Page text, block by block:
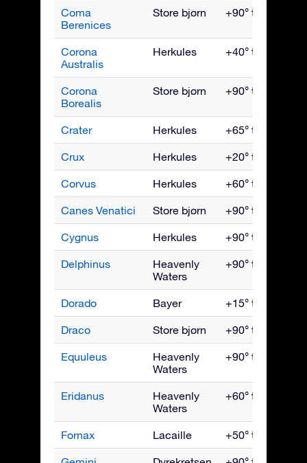
Coma
Berenices
Store bjørn +90° til -60°
Corona
Australis
Herkules +40° til -90°
Corona
Borealis
Store bjørn +90° til -50°
Crater Herkules +65° til -90°
Crux Herkules +20° til -90°
Corvus Herkules +60° til -90°
Canes Venatici Store bjørn +90° til -40°
Cygnus Herkules +90° til -40°
Delphinus
Heavenly
Waters
+90° til -70°
Dorado Bayer +15° til -90°
Draco Store bjørn +90° til -15°
Equuleus
Heavenly
Waters
+90° til -70°
Eridanus
Heavenly
Waters
+60° til -90°
Fornax Lacaille +50° til -90°